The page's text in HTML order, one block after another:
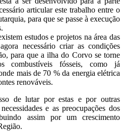
articular este trabalho entre o
para que se passe à execução
estudos e projetos na área das
necessário criar as condições
para que a ilha do Corvo se torne
combustíveis fósseis, como já
mais de 70 % da energia elétrica
renováveis.
de lutar por estas e por outras
e as preocupações dos
assim por um crescimento